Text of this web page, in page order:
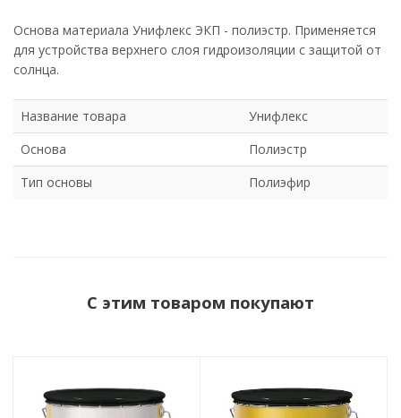
Основа материала Унифлекс ЭКП - полиэстр. Применяется
для устройства верхнего слоя гидроизоляции с защитой от
солнца.
Название товара
Унифлекс
Основа
Полиэстр
Тип основы
Полиэфир
С этим товаром покупают